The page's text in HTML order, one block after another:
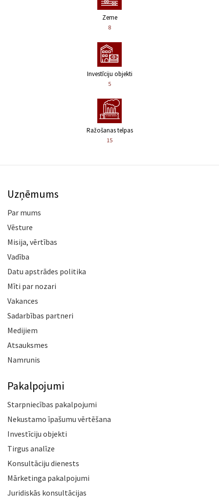
Zeme
8
Investīciju objekti
5
Ražošanas telpas
15
Uzņēmums
Par mums
Vēsture
Misija, vērtības
Vadība
Datu apstrādes politika
Mīti par nozari
Vakances
Sadarbības partneri
Medijiem
Atsauksmes
Namrunis
Pakalpojumi
Starpniecības pakalpojumi
Nekustamo īpašumu vērtēšana
Investīciju objekti
Tirgus analīze
Konsultāciju dienests
Mārketinga pakalpojumi
Juridiskās konsultācijas